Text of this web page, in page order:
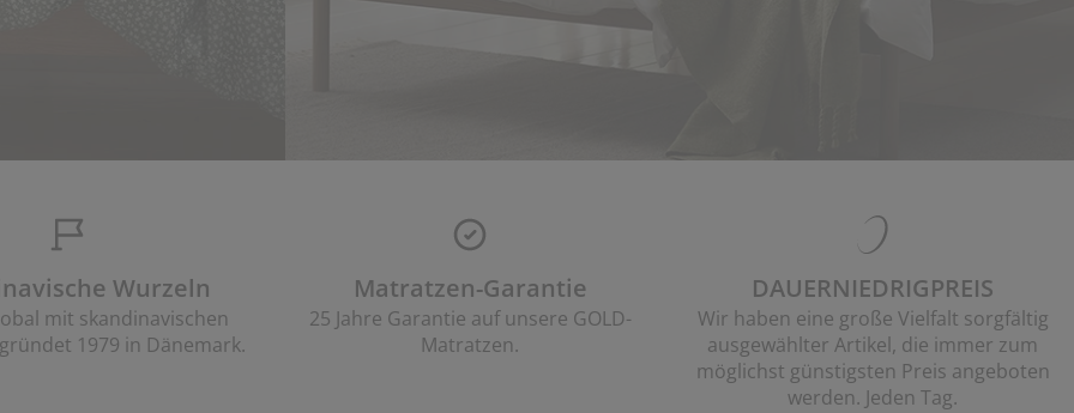
Wurzeln
mit skandinavischen
1979 in Dänemark.
Matratzen-Garantie
25 Jahre Garantie auf unsere GOLD-
Matratzen.
DAUERNIEDRIGPREIS
Wir haben eine große Vielfalt sorgfältig
ausgewählter Artikel, die immer zum
möglichst günstigsten Preis angeboten
werden. Jeden Tag.